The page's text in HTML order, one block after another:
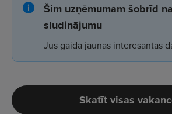
Šim uzņēmumam šobrīd
sludinājumu
Jūs gaida jaunas interesantas
Skatīt visas